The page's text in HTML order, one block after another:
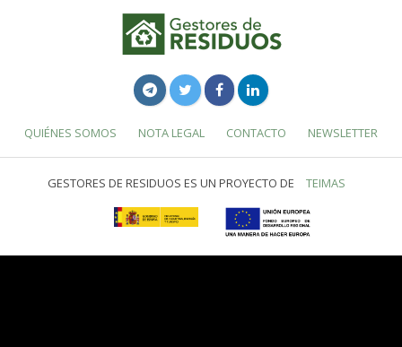
QUIÉNES SOMOS NOTA LEGAL CONTACTO NEWSLETTER
GESTORES DE RESIDUOS ES UN PROYECTO DE TEIMAS